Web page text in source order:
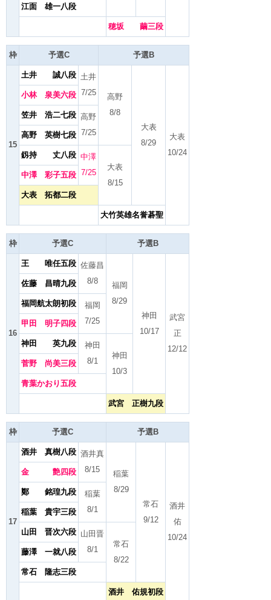
江面 雄一八段
穂坂 繭三段
枠 予選C 予選B
15
土井 誠八段 土井
7/25
高野
8/8
大表
8/29
大表
10/24
小林 泉美六段
笠井 浩二七段 高野
7/25
高野 英樹七段
釼持 丈八段 中澤
7/25
大表
8/15
中澤 彩子五段
大表 拓都二段
大竹英雄名誉碁聖
枠 予選C 予選B
16
王 唯任五段 佐藤昌
8/8
福岡
8/29
神田
10/17
武宮
正
12/12
佐藤 昌晴九段
福岡航太朗初段
福岡
7/25
甲田 明子四段
神田 英九段
神田
8/1
神田
10/3
菅野 尚美三段
青葉かおり五段
武宮 正樹九段
枠 予選C 予選B
17
酒井 真樹八段 酒井真
8/15
稲葉
8/29
常石
9/12
酒井
佑
10/24
金 艶四段
鄭 銘瑝九段
稲葉
8/1
稲葉 貴宇三段
山田 晋次六段 山田晋
8/1
常石
8/22
藤澤 一就八段
常石 隆志三段
酒井 佑規初段